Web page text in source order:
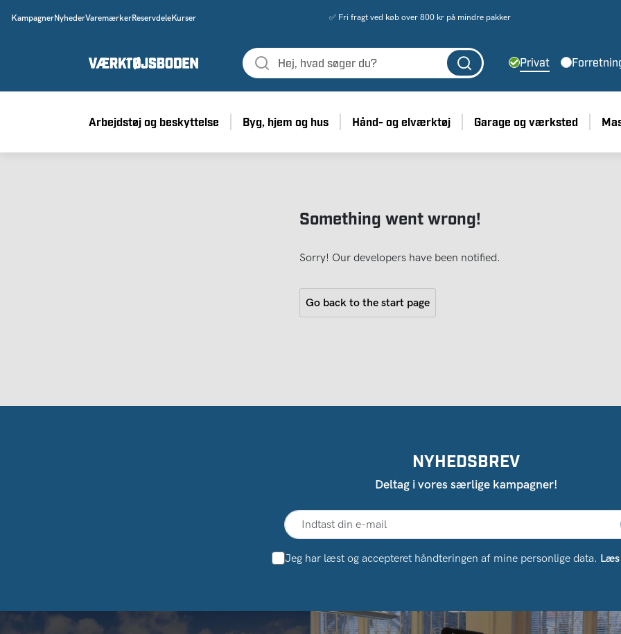
KampagnerNyhederVaremærkerReservdeleKurser ✅ Fri fragt ved køb over 800 kr på mindre pakker
Privat
Arbejdstøj og beskyttelse Byg, hjem og hus Hånd- og elværktøj Garage og værksted
Something went wrong!
Sorry! Our developers have been notified.
Go back to the start page
NYHEDSBREV
Deltag i vores særlige kampagner!
Jeg har læst og accepteret håndteringen af ​​mine personlige data.